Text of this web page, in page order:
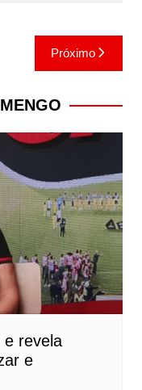
Próximo
e revela
e